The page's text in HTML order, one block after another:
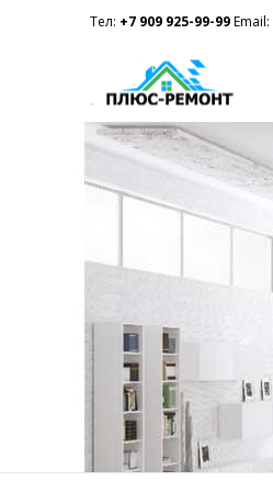
Тел: +7 909 925-99-99Email: